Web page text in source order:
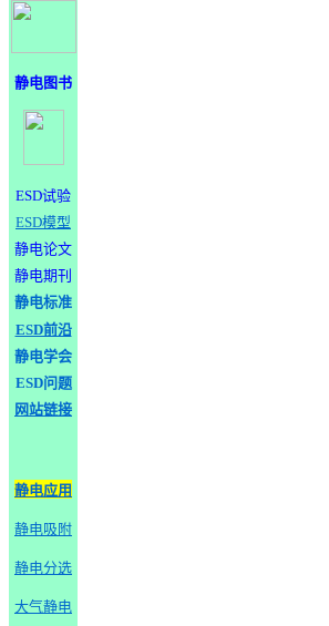
静电图书
ESD试验
ESD模型
静电论文
静电期刊
静电标准
ESD前沿
静电学会
ESD问题
网站链接
静电应用
静电吸附
静电分选
大气静电